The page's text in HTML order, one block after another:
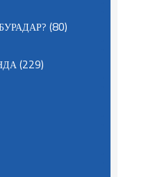
(80)
(229)